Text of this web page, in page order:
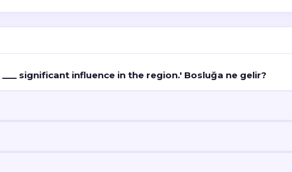
significant influence in the region.' Bosluğa ne gelir?